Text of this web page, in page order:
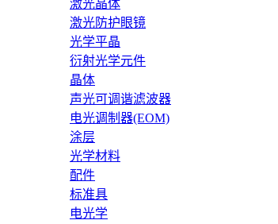
激光晶体
激光防护眼镜
光学平晶
衍射光学元件
晶体
声光可调谐滤波器
电光调制器(EOM)
涂层
光学材料
配件
标准具
电光学